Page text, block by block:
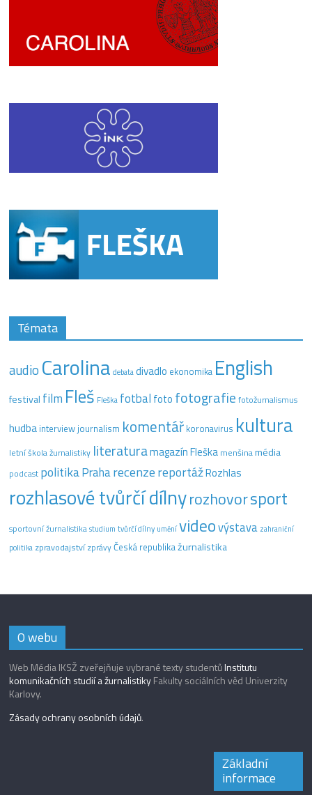
Témata
audio Carolina debata divadlo ekonomika English
festival film Fleš Fleška fotbal foto fotografie fotožurnalismus
hudba interview journalism komentář koronavirus kultura
letní škola žurnalistiky literaturamagazín Fleška menšinamédia
podcast politikaPraharecenzereportážRozhlas
rozhlasové tvůrčí dílnyrozhovorsport
sportovní žurnalistika studium tvůrčí dílny uměnívideovýstava zahraniční
politika zpravodajstvízprávyČeská republikažurnalistika
O webu
Web Média IKSŽ zveřejňuje vybrané texty studentůInstitutu
komunikačních studií a žurnalistikyFakulty sociálních věd Univerzity
Karlovy.
Zásady ochrany osobních údajů.
Základní
informace